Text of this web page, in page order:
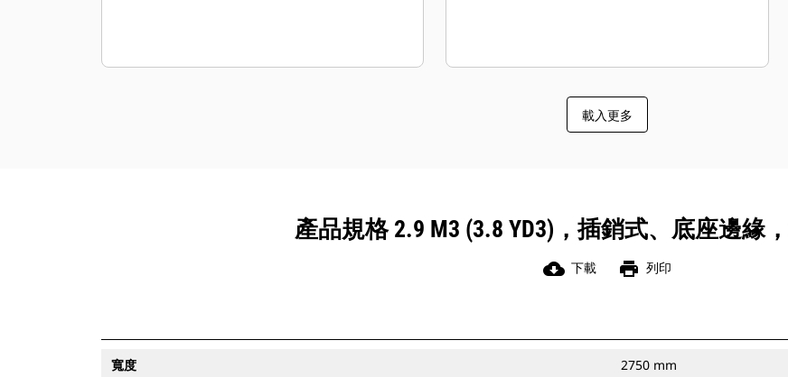
載入更多
產品規格 2.9 M3 (3.8 YD3)，插銷式、底座邊緣
cloud_download 下載 print 列印
寬度 2750 mm